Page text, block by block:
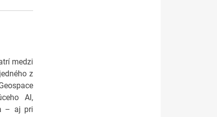
medzi
z
AI,
– aj pri